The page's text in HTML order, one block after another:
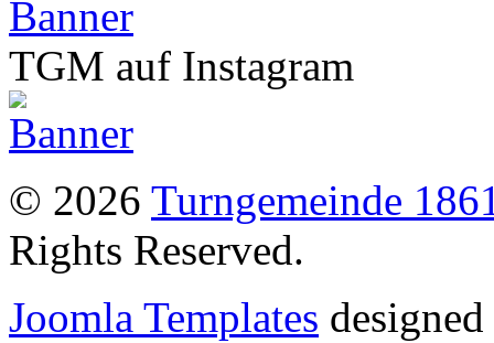
TGM auf Instagram
© 2026 Turngemeinde
Rights Reserved.
Joomla Templates